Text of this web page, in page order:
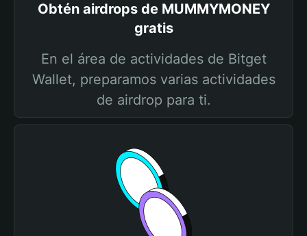
Obtén airdrops de MUMMYMONEY
gratis
En el área de actividades de Bitget
Wallet, preparamos varias actividades
de airdrop para ti.